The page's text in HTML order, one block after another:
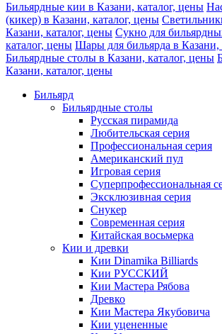
Бильярдные кии в Казани, каталог, цены
(кикер) в Казани, каталог, цены
Казани, каталог, цены Сукно для
каталог, цены Шары для бильярда в Казани,
Бильярдные столы в Казани, каталог, цены
Казани, каталог, цены
Бильярд
Бильярдные столы
Русская пирамида
Любительская серия
Профессиональная серия
Американский пул
Игровая серия
Суперпрофессиональная
Эксклюзивная серия
Снукер
Современная серия
Китайская восьмерка
Кии и древки
Кии Dinamika Billiards
Кии РУССКИЙ
Кии Мастера Рябова
Древко
Кии Мастера Якубовича
Кии уцененные